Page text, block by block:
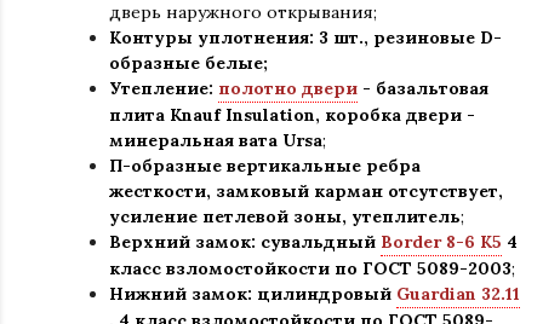
дверь наружного открывания;
Контуры уплотнения: 3 шт., резиновые D-
образные белые;
Утепление: полотно двери - базальтовая
плита Knauf Insulation, коробка двери -
минеральная вата Ursa;
П-образные вертикальные ребра
жесткости, замковый карман отсутствует,
усиление петлевой зоны, утеплитель;
Верхний замок: сувальдный Border 8-6 K5 4
класс взломостойкости по ГОСТ 5089-2003;
Нижний замок: цилиндровый Guardian 32.11